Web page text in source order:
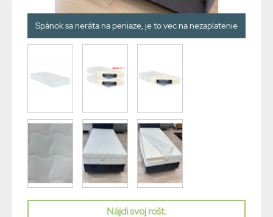
Spánok sa neráta na peniaze, je to vec na nezaplatenie
Nájdi svoj rošt.